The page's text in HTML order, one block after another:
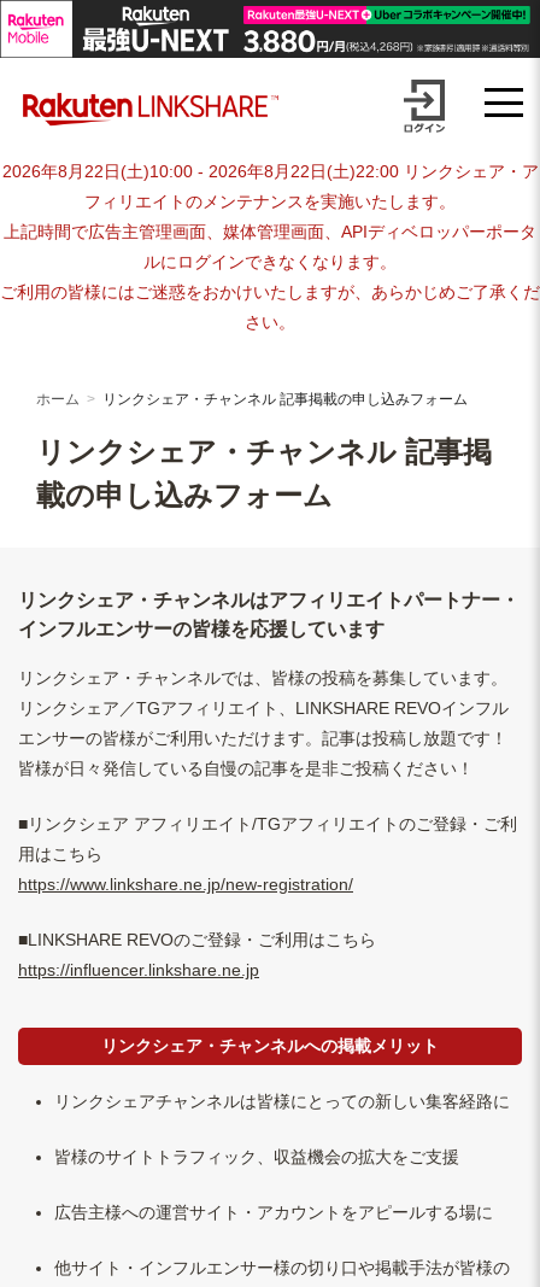
リンクシェア・チャンネル 記事
掲載の申し込みフォーム
2026年8月22日(土)10:00 - 2026年8月22日(土)22:00 リンクシェア・ア
フィリエイトのメンテナンスを実施いたします。
上記時間で広告主管理画面、媒体管理画面、APIディベロッパーポータ
ルにログインできなくなります。
ご利用の皆様にはご迷惑をおかけいたしますが、あらかじめご了承くだ
さい。
ホーム リンクシェア・チャンネル 記事掲載の申し込みフォーム
リンクシェア・チャンネル 記事掲
載の申し込みフォーム
リンクシェア・チャンネルはアフィリエイトパートナー・
インフルエンサーの皆様を応援しています
リンクシェア・チャンネルでは、皆様の投稿を募集しています。
リンクシェア／TGアフィリエイト、LINKSHARE REVOインフル
エンサーの皆様がご利用いただけます。記事は投稿し放題です！
皆様が日々発信している自慢の記事を是非ご投稿ください！
■リンクシェア アフィリエイト/TGアフィリエイトのご登録・ご利
用はこちら
https://www.linkshare.ne.jp/new-registration/
■LINKSHARE REVOのご登録・ご利用はこちら
https://influencer.linkshare.ne.jp
リンクシェア・チャンネルへの掲載メリット
リンクシェアチャンネルは皆様にとっての新しい集客経路に
皆様のサイトトラフィック、収益機会の拡大をご支援
広告主様への運営サイト・アカウントをアピールする場に
他サイト・インフルエンサー様の切り口や掲載手法が皆様の